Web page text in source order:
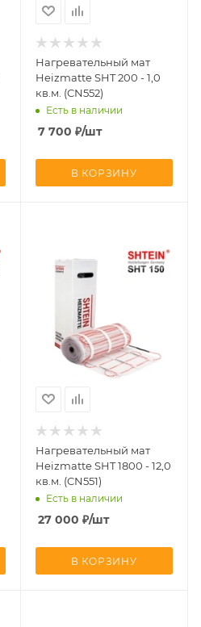
Нагревательный мат
Heizmatte SHT 200 - 1,0
кв.м. (CN552)
Есть в наличии
7 700 ₽/шт
В КОРЗИНУ
Нагревательный мат
Heizmatte SHT 1800 - 12,0
кв.м. (CN551)
Есть в наличии
27 000 ₽/шт
В КОРЗИНУ